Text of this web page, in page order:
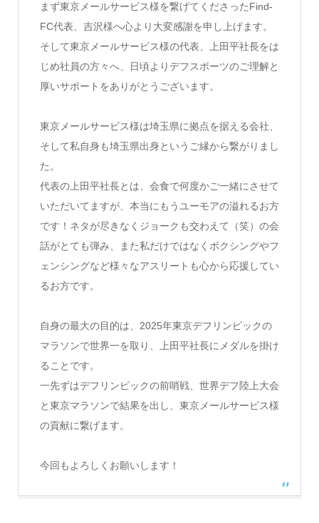
まず東京メールサービス様を繋げてくださったFind-
FC代表、吉沢様へ心より大変感謝を申し上げます。
そして東京メールサービス様の代表、上田平社長をは
じめ社員の方々へ、日頃よりデフスポーツのご理解と
厚いサポートをありがとうございます。
東京メールサービス様は埼玉県に拠点を据える会社、
そして私自身も埼玉県出身というご縁から繋がりまし
た。
代表の上田平社長とは、会食で何度かご一緒にさせて
いただいてますが、本当にもうユーモアの溢れるお方
です！ネタが尽きなくジョークも交わえて（笑）の会
話がとても弾み、また私だけではなくボクシングやフ
ェンシングなど様々なアスリートも心から応援してい
るお方です。
自身の最大の目的は、2025年東京デフリンピックの
マラソンで世界一を取り、上田平社長にメダルを掛け
ることです。
一先ずはデフリンピックの前哨戦、世界デフ陸上大会
と東京マラソンで結果を出し、東京メールサービス様
の貢献に繋げます。
今回もよろしくお願いします！